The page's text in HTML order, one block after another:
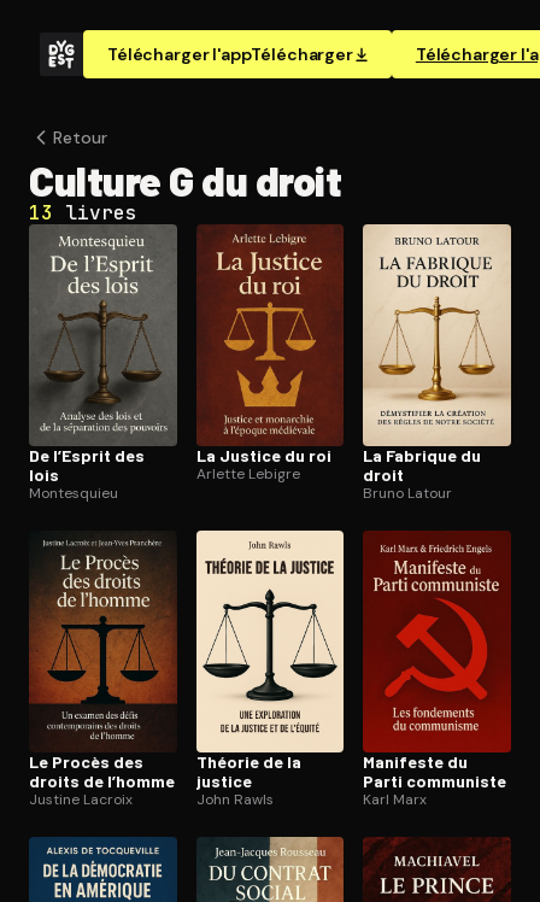
Télécharger l'appTélécharger Télécharger
Ouvre l'app Appareil photo, pointe sur le code. C'est gratuit à
Retour
Culture G du droit
13 livres
De l’Esprit des
lois
Montesquieu
La Justice du roi
Arlette Lebigre
La Fabrique du
droit
Bruno Latour
Le Procès des
droits de l’homme
Justine Lacroix
Théorie de la
justice
John Rawls
Manifeste du
Parti communiste
Karl Marx